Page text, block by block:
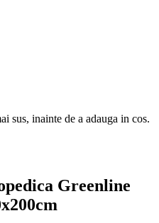
sus, inainte de a adauga in cos.
Greenline